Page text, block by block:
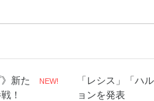
新た
！
NEW!
「レシス」「ハ
ョンを発表